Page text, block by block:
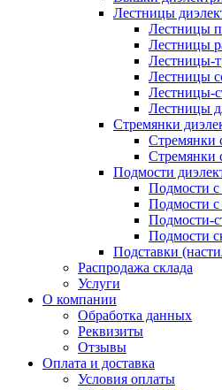
Лестницы
Лестницы
Лестницы
Лестницы-
Лестницы
Лестницы-
Лестницы
Стремянки
Стремянки
Стремянки
Подмости
Подмости с
Подмости
Подмости-
Подмости
Подставки
Распродажа склада
Услуги
О компании
Обработка данных
Реквизиты
Отзывы
Оплата и доставка
Условия оплаты